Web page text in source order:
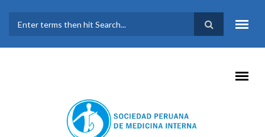
FORMULARIO DE
BÚSQUEDA